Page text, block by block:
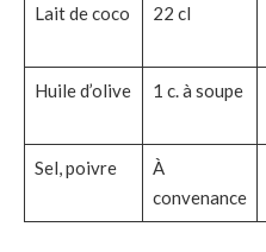
Lait de coco 22 cl
Huile d’olive 1 c. à soupe
Sel, poivre
À
convenance